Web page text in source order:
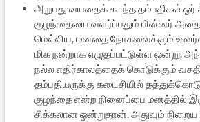
அறுபது வயதைக் கடந்த தம்பதிகள்
குழந்தையை வளர்ப்பதும் பின்னர் அதைப்
மெல்லிய, மனதை நோகவைக்கும்
மிக நன்றாக எழுதப்பட்டுள்ள ஒன்று.
நல்ல எதிர்காலத்தைக் கொடுக்கும்
தம்பதியருக்கு கடைசியில்
குழந்தை என்ற நினைப்பை மனத்தில்
சிக்கலான ஒன்றுதான். அதுவும்